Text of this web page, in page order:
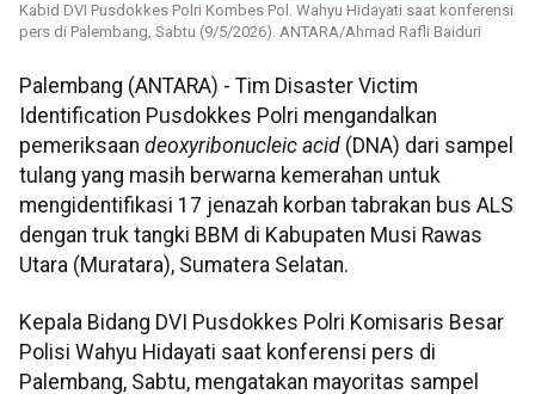
Kabid DVI Pusdokkes Polri Kombes Pol. Wahyu Hidayati saat konferensi
pers di Palembang, Sabtu (9/5/2026). ANTARA/Ahmad Rafli Baiduri
Palembang (ANTARA) - Tim Disaster Victim
Identification Pusdokkes Polri mengandalkan
pemeriksaan deoxyribonucleic acid (DNA) dari sampel
tulang yang masih berwarna kemerahan untuk
mengidentifikasi 17 jenazah korban tabrakan bus ALS
dengan truk tangki BBM di Kabupaten Musi Rawas
Utara (Muratara), Sumatera Selatan.
Kepala Bidang DVI Pusdokkes Polri Komisaris Besar
Polisi Wahyu Hidayati saat konferensi pers di
Palembang, Sabtu, mengatakan mayoritas sampel